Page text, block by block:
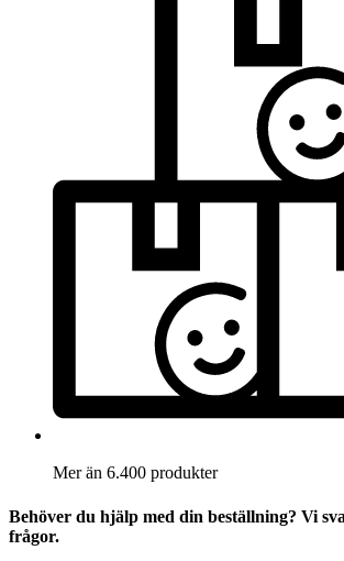
Mer än 6.400 produkter
Behöver du hjälp med din beställning? Vi
frågor.